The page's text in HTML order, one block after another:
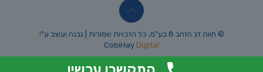
© חוות דג הזהב 8 בע"מ, כל הזכויות שמורות | נבנה ועוצב ע"י
CobiHay Digital